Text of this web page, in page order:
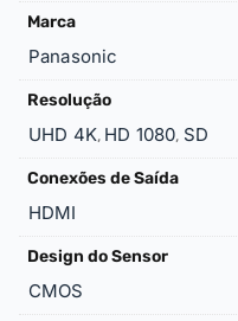
Marca
Panasonic
Resolução
UHD 4K, HD 1080, SD
Conexões de Saída
HDMI
Design do Sensor
CMOS